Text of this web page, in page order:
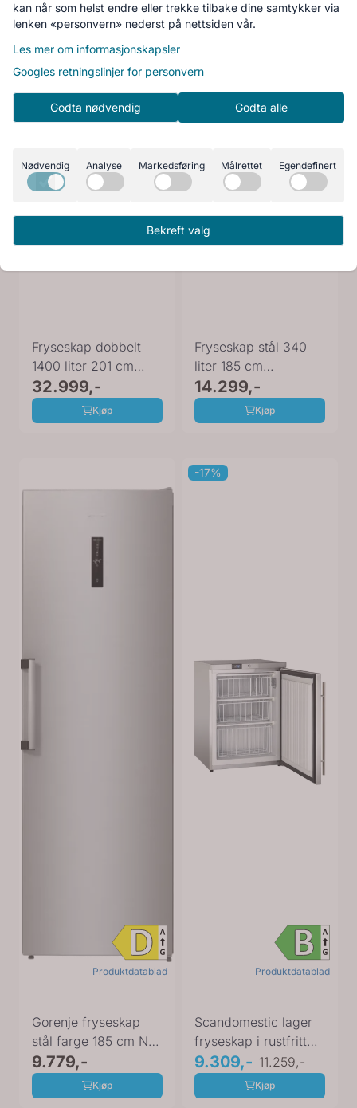
Fryseskap dobbelt
1400 liter 201 cm
90013061
32.999,-
Kjøp
Fryseskap stål 340
liter 185 cm
90005410
14.299,-
Kjøp
Produktdatablad
Gorenje fryseskap
stål farge 185 cm No
Frost FN619DAXL6
9.779,-
Kjøp
-17%
Produktdatablad
Scandomestic lager
fryseskap i rustfritt
stål SF 115 X
9.309,- 11.259,-
Kjøp
kan når som helst endre eller trekke tilbake dine samtykker via
lenken «personvern» nederst på nettsiden vår.
Les mer om informasjonskapsler
Googles retningslinjer for personvern
Godta nødvendig Godta alle
Nødvendig Analyse Markedsføring Målrettet Egendefinert
Bekreft valg